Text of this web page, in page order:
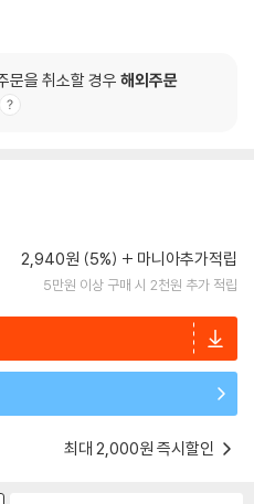
문을 취소할 경우 해외주문
2,940원 (5%) 마니아추가적립
5만원 이상 구매 시 2천원 추가 적립
최대 2,000원 즉시할인